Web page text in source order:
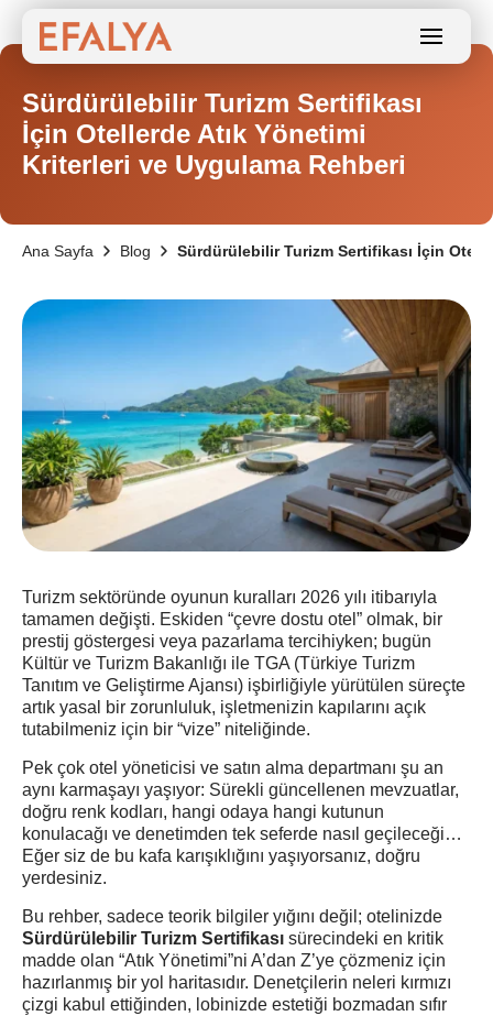
Sürdürülebilir Turizm Sertifikası
İçin Otellerde Atık Yönetimi
Kriterleri ve Uygulama Rehberi
Ana Sayfa Blog Sürdürülebilir Turizm Sertifikası İçin
Turizm sektöründe oyunun kuralları 2026 yılı itibarıyla
tamamen değişti. Eskiden “çevre dostu otel” olmak, bir
prestij göstergesi veya pazarlama tercihiyken; bugün
Kültür ve Turizm Bakanlığı ile TGA (Türkiye Turizm
Tanıtım ve Geliştirme Ajansı) işbirliğiyle yürütülen süreçte
artık yasal bir zorunluluk, işletmenizin kapılarını açık
tutabilmeniz için bir “vize” niteliğinde.
Pek çok otel yöneticisi ve satın alma departmanı şu an
aynı karmaşayı yaşıyor: Sürekli güncellenen mevzuatlar,
doğru renk kodları, hangi odaya hangi kutunun
konulacağı ve denetimden tek seferde nasıl geçileceği…
Eğer siz de bu kafa karışıklığını yaşıyorsanız, doğru
yerdesiniz.
Bu rehber, sadece teorik bilgiler yığını değil; otelinizde
Sürdürülebilir Turizm Sertifikası sürecindeki en kritik
madde olan “Atık Yönetimi”ni A’dan Z’ye çözmeniz için
hazırlanmış bir yol haritasıdır. Denetçilerin neleri kırmızı
çizgi kabul ettiğinden, lobinizde estetiği bozmadan sıfır